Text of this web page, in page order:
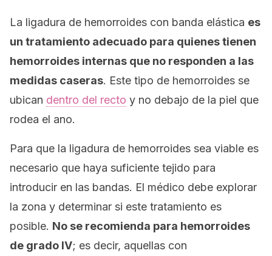
La ligadura de hemorroides con banda elástica es
un tratamiento adecuado para quienes tienen
hemorroides internas que no responden a las
medidas caseras. Este tipo de hemorroides se
ubican dentro del recto y no debajo de la piel que
rodea el ano.
Para que la ligadura de hemorroides sea viable es
necesario que haya suficiente tejido para
introducir en las bandas. El médico debe explorar
la zona y determinar si este tratamiento es
posible. No se recomienda para hemorroides
de grado IV; es decir, aquellas con